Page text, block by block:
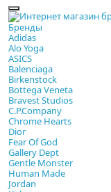
Бренды
Adidas
Alo Yoga
ASICS
Balenciaga
Birkenstock
Bottega Veneta
Bravest Studios
C.P.Company
Chrome Hearts
Dior
Fear Of God
Gallery Dept
Gentle Monster
Human Made
Jordan